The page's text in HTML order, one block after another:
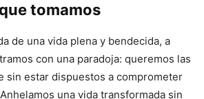
tomamos
de una vida plena y bendecida, a
con una paradoja: queremos las
sin estar dispuestos a comprometer
una vida transformada sin